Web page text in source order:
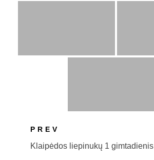
PREV
Klaipėdos liepinukų 1 gimtadienis